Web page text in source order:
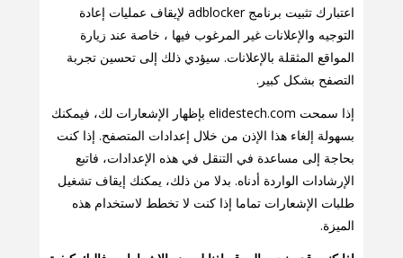
اعتبارك تثبيت برنامج adblocker لإيقاف عمليات إعادة
التوجيه والإعلانات غير المرغوب فيها ، خاصة عند زيارة
المواقع المثقلة بالإعلانات. سيؤدي ذلك إلى تحسين تجربة
التصفح بشكل كبير.
إذا سمحت elidestech.com بإظهار الإشعارات لك، فيمكنك
بسهولة إلغاء هذا الإذن من خلال إعدادات المتصفح. إذا كنت
بحاجة إلى مساعدة في التنقل في هذه الإعدادات، فاتبع
الإرشادات الواردة أدناه. بدلا من ذلك، يمكنك إيقاف تشغيل
طلبات الإشعارات تماما إذا كنت لا تخطط لاستخدام هذه
الميزة.